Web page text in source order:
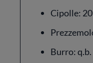
Cipolle:
Burro: q.b.